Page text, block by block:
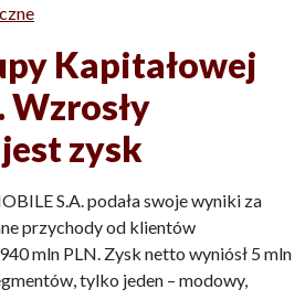
Kapitałowej
Wzrosły
zysk
S.A. podała swoje wyniki za
przychody od klientów
mln PLN. Zysk netto wyniósł 5 mln
tylko jeden – modowy,